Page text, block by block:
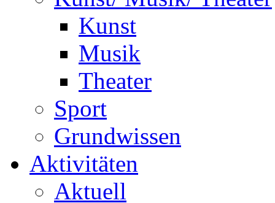
Kunst
Musik
Theater
Sport
Grundwissen
Aktivitäten
Aktuell